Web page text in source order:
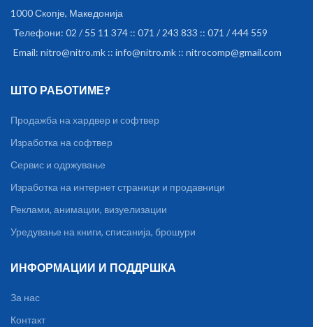
1000 Скопје, Македонија
Телефони: 02 / 55 11 374 :: 071 / 243 833 :: 071 / 444 559
Email: nitro@nitro.mk :: info@nitro.mk :: nitrocomp@gmail.com
ШТО РАБОТИМЕ?
Продажба на хардвер и софтвер
Изработка на софтвер
Сервис и одржување
Изработка на интернет страници и продавници
Реклами, анимации, визуелизации
Уредување на книги, списанија, брошури
ИНФОРМАЦИИ И ПОДДРШКА
За нас
Контакт